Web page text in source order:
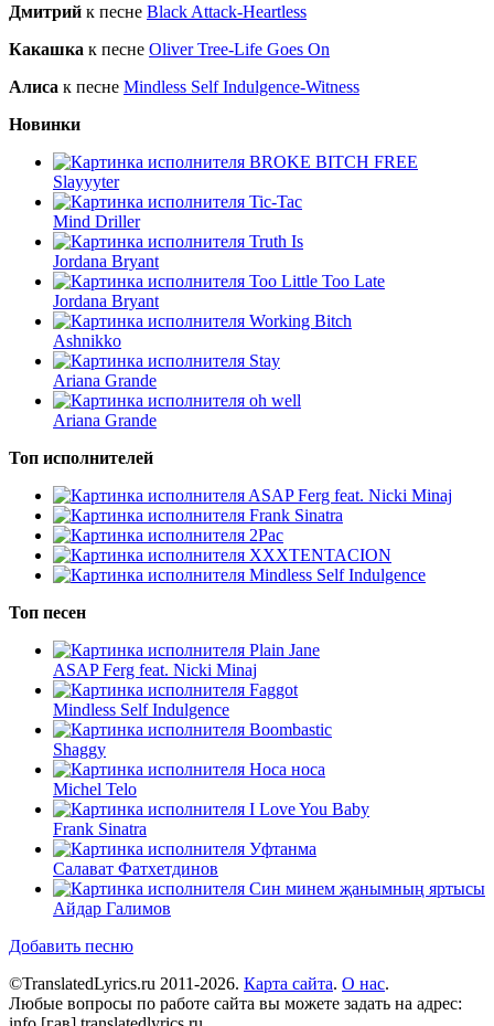
Дмитрий к песне Black Attack-Heartless
Какашка к песне Oliver Tree-Life Goes On
Алиса к песне Mindless Self Indulgence-Witness
Новинки
BROKE BITCH FREE
Slayyyter
Tic-Tac
Mind Driller
Truth Is
Jordana Bryant
Too Little Too Late
Jordana Bryant
Working Bitch
Ashnikko
Stay
Ariana Grande
oh well
Ariana Grande
Топ исполнителей
ASAP Ferg feat. Nicki Minaj
Frank Sinatra
2Pac
XXXTENTACION
Mindless Self Indulgence
Топ песен
Plain Jane
ASAP Ferg feat. Nicki Minaj
Faggot
Mindless Self Indulgence
Boombastic
Shaggy
Носа носа
Michel Telo
I Love You Baby
Frank Sinatra
Уфтанма
Салават Фатхетдинов
Син минем җанымның яртысы
Айдар Галимов
Добавить песню
©TranslatedLyrics.ru 2011-2026. Карта сайта. О нас.
Любые вопросы по работе сайта вы можете задать на адрес: